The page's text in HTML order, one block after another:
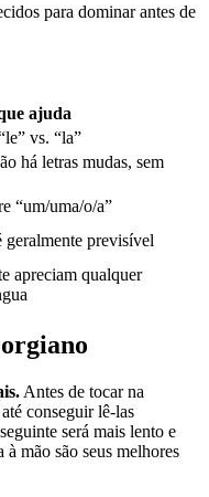
para dominar antes de
ajuda
vs. “la”
há letras mudas, sem
“um/uma/o/a”
geralmente previsível
apreciam qualquer
Antes de tocar na
conseguir lê-las
será mais lento e
mão são seus melhores